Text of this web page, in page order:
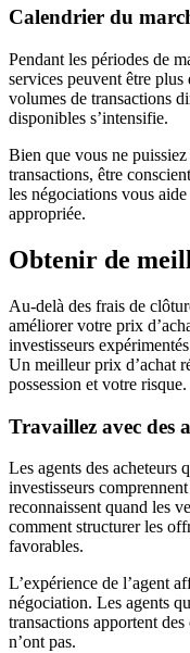
Calendrier du
Pendant les périodes de
services peuvent être
volumes de transactions
disponibles s’intensifie.
Bien que vous ne
transactions, être
les négociations vous
appropriée.
Obtenir de
Au-delà des frais de
améliorer votre prix
investisseurs
Un meilleur prix d’achat
possession et votre
Travaillez avec des
Les agents des acheteurs
investisseurs
reconnaissent quand les
comment structurer les
favorables.
L’expérience de l’agent
négociation. Les agents
transactions apportent
n’ont pas.